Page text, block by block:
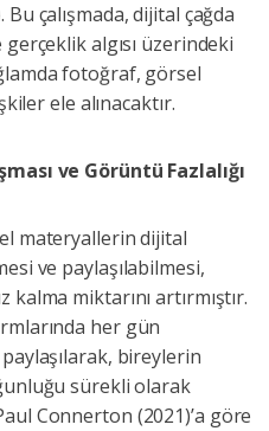
çalışmada, dijital çağda
algısı üzerindeki
fotoğraf, görsel
ele alınacaktır.
ve Görüntü Fazlalığı
materyallerin dijital
ve paylaşılabilmesi,
miktarını artırmıştır.
her gün
bireylerin
sürekli olarak
Connerton (2021)’a göre